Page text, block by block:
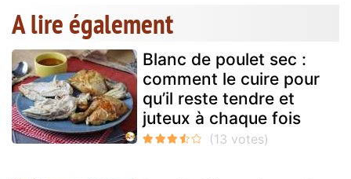
A lire également
Blanc de poulet sec :
comment le cuire pour
qu’il reste tendre et
juteux à chaque fois